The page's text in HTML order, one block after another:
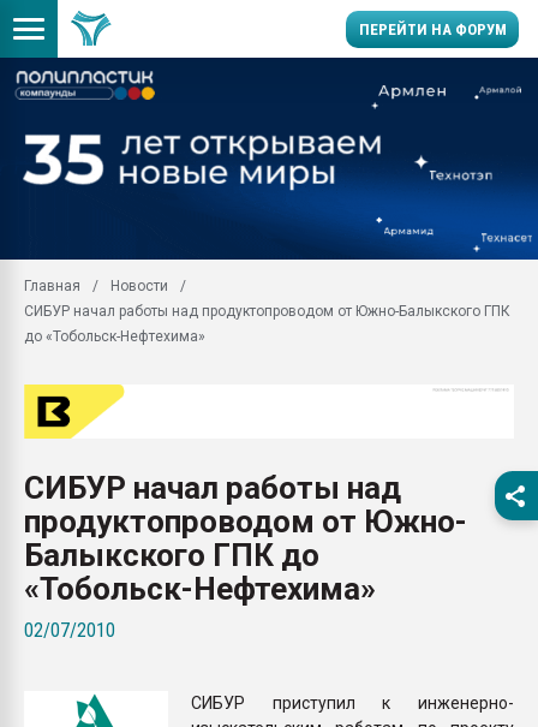
ПЕРЕЙТИ НА ФОРУМ
Вакуум-формовочные
28.07.2026
Всё, что касается
вакуумного
Продам отходы
поликарбоната и АБС-
Главная
Новости
СИБУР начал работы над продуктопроводом от Южно-Балыкского ГПК
до «Тобольск-Нефтехима»
СИБУР начал работы над
продуктопроводом от Южно-
Балыкского ГПК до
«Тобольск-Нефтехима»
02/07/2010
СИБУР приступил к инженерно-